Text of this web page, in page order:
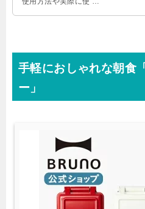
手軽におしゃれな朝食
ー」